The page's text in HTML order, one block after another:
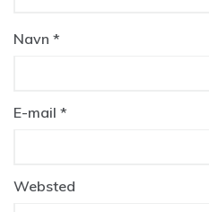
Navn *
E-mail *
Websted